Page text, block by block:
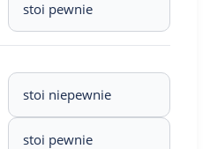
stoi pewnie
stoi niepewnie
stoi pewnie